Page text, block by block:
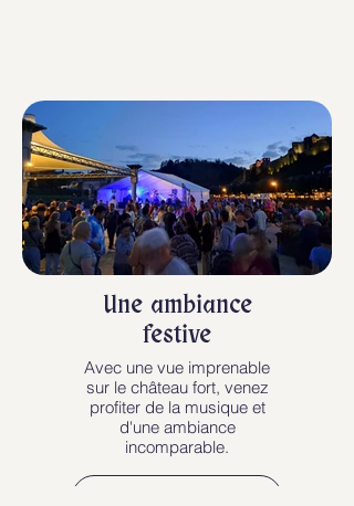
Une ambiance
festive
Avec une vue imprenable
sur le château fort, venez
profiter de la musique et
d'une ambiance
incomparable.